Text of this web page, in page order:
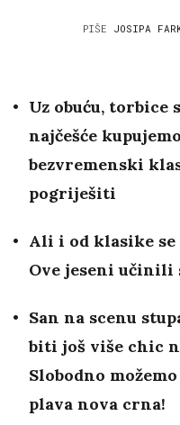
PIŠE JOSIPA
Uz obuću, torbice
najčešće
bezvremenski
pogriješiti
Ali i od klasike
Ove jeseni učinili
San na scenu
biti još više chic
Slobodno
plava nova crna!